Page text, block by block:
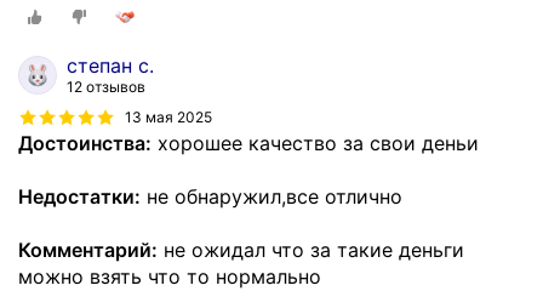
iPhone/Android сенсорные
степан с.
12 отзывов
13 мая 2025
Достоинства: хорошее качество за свои деньи
Недостатки: не обнаружил,все отлично
Комментарий: не ожидал что за такие деньги
можно взять что то нормально